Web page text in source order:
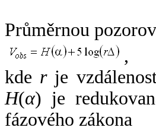
Průměrnou
,
kde rje
H(α) je
fázového zákona